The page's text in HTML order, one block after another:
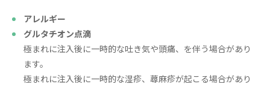
アレルギー
グルタチオン点滴
極まれに注入後に一時的な吐き気や頭痛、を伴う場合があり
ます。
極まれに注入後に一時的な湿疹、蕁麻疹が起こる場合があり